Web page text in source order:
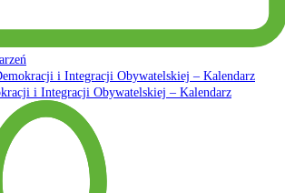
i Integracji Obywatelskiej – Kalendarz